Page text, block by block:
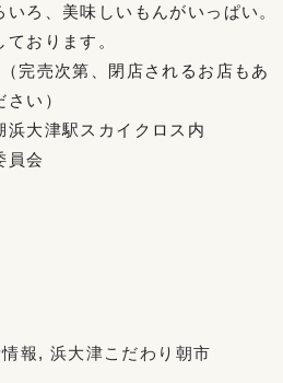
ろ、美味しいもんがいっぱい。
おります。
完売次第、閉店されるお店もあ
い）
浜大津駅スカイクロス内
員会
報, 浜大津こだわり朝市